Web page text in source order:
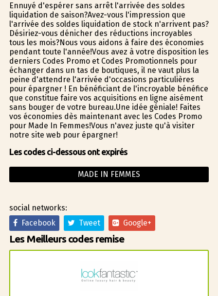
Ennuyé d'espérer sans arrêt l'arrivée des soldes
liquidation de saison?Avez-vous l'impression que
l'arrivée des soldes liquidation de stock n'arrivent pas?
Désiriez-vous dénicher des réductions incroyables
tous les mois?Nous vous aidons à faire des économies
pendant toute l'année!Vous avez à votre disposition les
derniers Codes Promo et Codes Promotionnels pour
échanger dans un tas de boutiques, il ne vaut plus la
peine d'attendre l'arrivée d'occasions particulières
pour épargner ! En bénéficiant de l'incroyable bénéfice
que constitue faire vos acquisitions en ligne aisément
sans bouger de votre bureau.Une idée géniale! Faites
vos économies dès maintenant avec les Codes Promo
pour Made In Femmes!Vous n'avez juste qu'à visiter
notre site web pour épargner!
Les codes ci-dessous ont expirés
MADE IN FEMMES
social networks:
Facebook
Tweet Google+
Les Meilleurs codes remise